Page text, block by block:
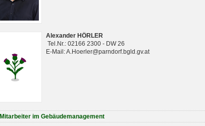
Alexander HÖRLER
Tel.Nr.: 02166 2300 - DW 26
E-Mail: A.Hoerler@parndorf.bgld.gv.at
Mitarbeiter im Gebäudemanagement